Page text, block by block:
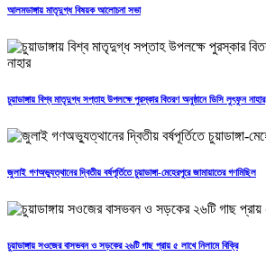
আলমডাঙ্গায় মাতৃদুগ্ধ বিষয়ক আলোচনা সভা
চুয়াডাঙ্গায় বিশ্ব মাতৃদুগ্ধ সপ্তাহ উপলক্ষে পুরস্কার বিতরণ অনুষ্ঠানে ডিসি লুৎফুন নাহার
জুলাই গণঅভ্যুত্থানের দ্বিতীয় বর্ষপূর্তিতে চুয়াডাঙ্গা-মেহেরপুরে জামায়াতের গণমিছিল
চুয়াডাঙ্গায় সওজের বাসভবন ও সড়কের ২৬টি গাছ প্রায় ৫ লাখে নিলামে বিক্রি